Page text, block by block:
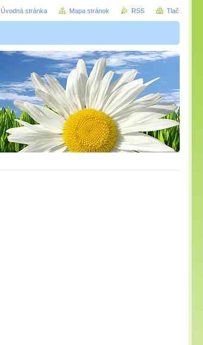
Úvodná stránka Mapa stránok RSS Tlač